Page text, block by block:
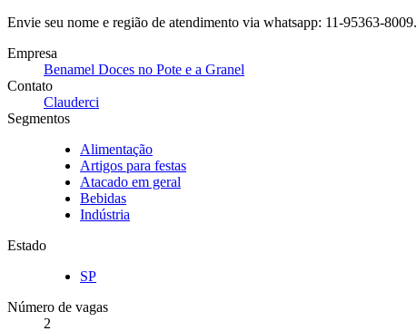
Envie seu nome e região de atendimento via whatsapp: 11-95363-8009.
Empresa
Benamel Doces no Pote e a Granel
Contato
Clauderci
Segmentos
Alimentação
Artigos para festas
Atacado em geral
Bebidas
Indústria
Estado
SP
Número de vagas
2